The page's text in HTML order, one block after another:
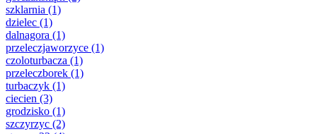
szklarnia (1)
dzielec (1)
dalnagora (1)
przeleczjaworzyce (1)
czoloturbacza (1)
przeleczborek (1)
turbaczyk (1)
ciecien (3)
grodzisko (1)
szczyrzyc (2)